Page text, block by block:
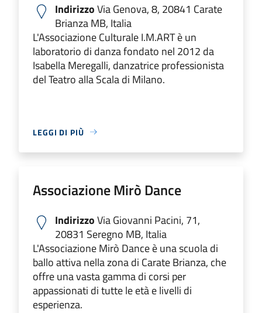
IndirizzoVia Genova, 8, 20841 Carate
Brianza MB, Italia
L'Associazione Culturale I.M.ART è un
laboratorio di danza fondato nel 2012 da
Isabella Meregalli, danzatrice professionista
del Teatro alla Scala di Milano.
LEGGI DI PIÙ
Associazione Mirò Dance
IndirizzoVia Giovanni Pacini, 71,
20831 Seregno MB, Italia
L'Associazione Mirò Dance è una scuola di
ballo attiva nella zona di Carate Brianza, che
offre una vasta gamma di corsi per
appassionati di tutte le età e livelli di
esperienza.